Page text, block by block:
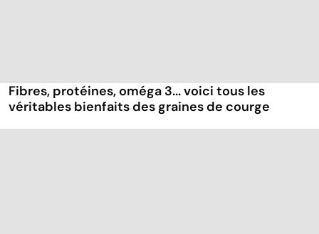
Fibres, protéines, oméga 3... voici tous les
véritables bienfaits des graines de courge